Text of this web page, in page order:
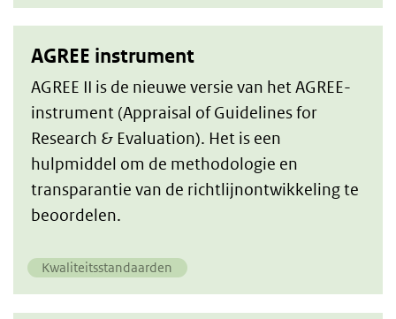
AGREE instrument
AGREE II is de nieuwe versie van het AGREE-
instrument (Appraisal of Guidelines for
Research & Evaluation). Het is een
hulpmiddel om de methodologie en
transparantie van de richtlijnontwikkeling te
beoordelen.
Kwaliteitsstandaarden